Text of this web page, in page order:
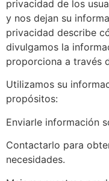
privacidad de los
y nos dejan su
privacidad describe
divulgamos la
proporciona a través
Utilizamos su
propósitos:
Enviarle información
Contactarlo para
necesidades.